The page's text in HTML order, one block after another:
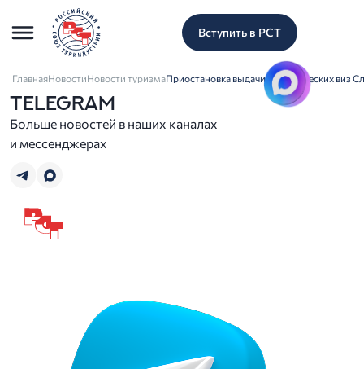
Вступить в РСТ
ГлавнаяНовостиНовости туризмаПриостановка выдачи туристических виз
TELEGRAM
Больше новостей в наших каналах
и мессенджерах